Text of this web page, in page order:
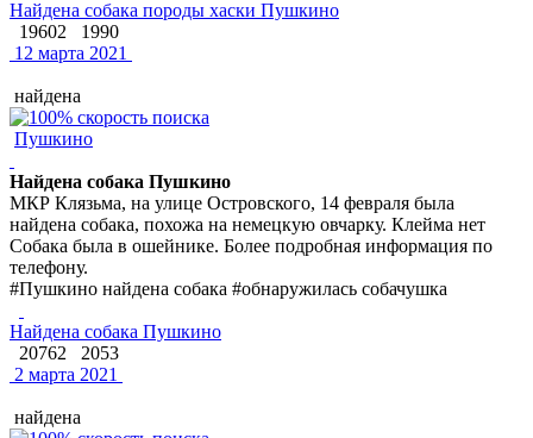
Найдена собака породы хаски Пушкино
19602
1990
12 марта 2021
найдена
Пушкино
Найдена собака Пушкино
МКР Клязьма, на улице Островского, 14 февраля была
найдена собака, похожа на немецкую овчарку. Клейма нет
Собака была в ошейнике. Более подробная информация по
телефону.
#Пушкино найдена собака #обнаружилась собачушка
Найдена собака Пушкино
20762
2053
2 марта 2021
найдена